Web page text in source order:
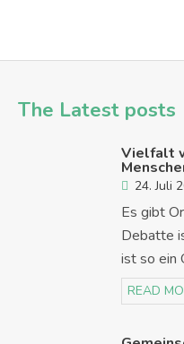
The Latest posts
Vielfalt
24. Juli
Es gibt
Debatte
ist so ein
READ